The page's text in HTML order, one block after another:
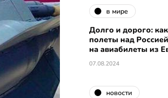
в мире
Долго и дорого:
полеты над
на авиабилеты из
07.08.2024
новости